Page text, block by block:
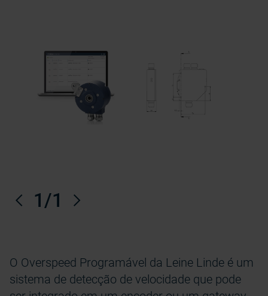
Anterior
1/1
O Overspeed Programável da Leine Linde é um
sistema de detecção de velocidade que pode